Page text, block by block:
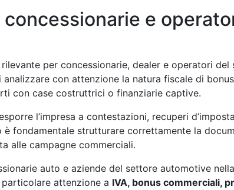
e
per concessionarie, dealer e operatori
con attenzione la natura fiscale di
con case costruttrici o finanziarie captive.
l’impresa a contestazioni, recuperi
fondamentale strutturare correttamente la
alle campagne commerciali.
auto e aziende del settore automotive nella
particolare attenzione a IVA, bonus commerciali,